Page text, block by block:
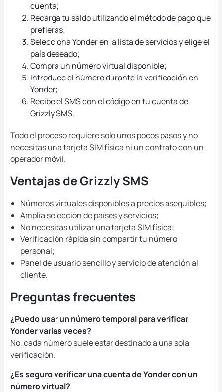
cuenta;
Recarga tu saldo utilizando el método de pago que
prefieras;
Selecciona Yonder en la lista de servicios y elige el
país deseado;
Compra un número virtual disponible;
Introduce el número durante la verificación en
Yonder;
Recibe el SMS con el código en tu cuenta de
Grizzly SMS.
Todo el proceso requiere solo unos pocos pasos y no
necesitas una tarjeta SIM física ni un contrato con un
operador móvil.
Ventajas de Grizzly SMS
Números virtuales disponibles a precios asequibles;
Amplia selección de países y servicios;
No necesitas utilizar una tarjeta SIM física;
Verificación rápida sin compartir tu número
personal;
Panel de usuario sencillo y servicio de atención al
cliente.
Preguntas frecuentes
¿Puedo usar un número temporal para verificar
Yonder varias veces?
No, cada número suele estar destinado a una sola
verificación.
¿Es seguro verificar una cuenta de Yonder con un
número virtual?